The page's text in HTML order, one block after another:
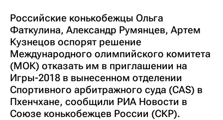
Российские конькобежцы Ольга
Фаткулина, Александр Румянцев, Артем
Кузнецов оспорят решение
Международного олимпийского комитета
(МОК) отказать им в приглашении на
Игры-2018 в вынесенном отделении
Спортивного арбитражного суда (CAS) в
Пхенчхане, сообщили РИА Новости в
Союзе конькобежцев России (СКР).